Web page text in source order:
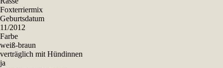
Foxterriermix
Geburtsdatum
11/2012
Farbe
weiß-braun
verträglich mit Hündinnen
ja